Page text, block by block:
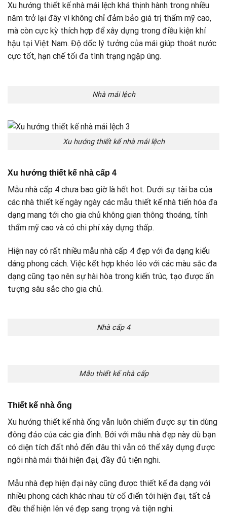
Xu hướng thiết kế nhà mái lệch khá thịnh hành trong nhiều
năm trở lại đây vì không chỉ đảm bảo giá trị thẩm mỹ cao,
mà còn cực kỳ thích hợp để xây dựng trong điều kiện khí
hậu tại Việt Nam. Độ dốc lý tưởng của mái giúp thoát nước
cực tốt, hạn chế tối đa tình trạng ngập úng.
Nhà mái lệch
Xu hướng thiết kế nhà mái lệch
Xu hướng thiết kế nhà cấp 4
Mẫu nhà cấp 4 chưa bao giờ là hết hot. Dưới sự tài ba của
các nhà thiết kế ngày ngày các mẫu thiết kế nhà tiến hóa đa
dạng mang tới cho gia chủ không gian thông thoáng, tỉnh
thẩm mỹ cao và có chi phí xây dựng thấp.
Hiện nay có rất nhiều mẫu nhà cấp 4 đẹp với đa dạng kiểu
dáng phong cách. Việc kết hợp khéo léo với các màu sắc đa
dạng cũng tạo nên sự hài hòa trong kiến trúc, tạo được ấn
tượng sâu sắc cho gia chủ.
Nhà cấp 4
Mẫu thiết kế nhà cấp
Thiết kế nhà ống
Xu hướng thiết kế nhà ống vẫn luôn chiếm được sự tin dùng
đông đảo của các gia đình. Bởi với mẫu nhà đẹp này dù bạn
có diện tích đất nhỏ đến đâu thì vẫn có thể xây dựng được
ngôi nhà mái thái hiện đại, đầy đủ tiện nghi.
Mẫu nhà đẹp hiện đại này cũng được thiết kế đa dạng với
nhiều phong cách khác nhau từ cổ điển tới hiện đại, tất cả
đều thể hiện lên vẻ đẹp sang trọng và tiện nghi.